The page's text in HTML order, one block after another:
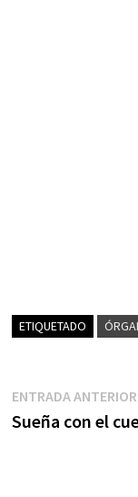
ETIQUETADO
Navegación
de
ENTRADA ANTERIOR
Sueña con el